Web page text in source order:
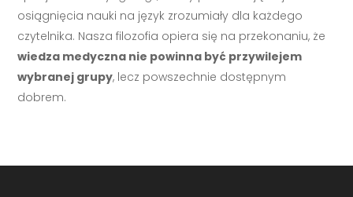
osiągnięcia nauki na język zrozumiały dla każdego
czytelnika. Nasza filozofia opiera się na przekonaniu, że
wiedza medyczna nie powinna być przywilejem
wybranej grupy, lecz powszechnie dostępnym
dobrem.